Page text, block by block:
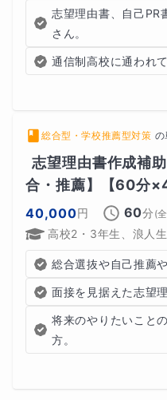
志望理由書、自己PR
さん。
通信制高校に通われ
総合型・学校推薦型対策 の
志望理由書作成補
合・推薦】【60分×4
40,000円 60分 (
高校2・3年生、浪人生
総合選抜や自己推薦
面接を見据えた志望
将来のやりたいこと
方。